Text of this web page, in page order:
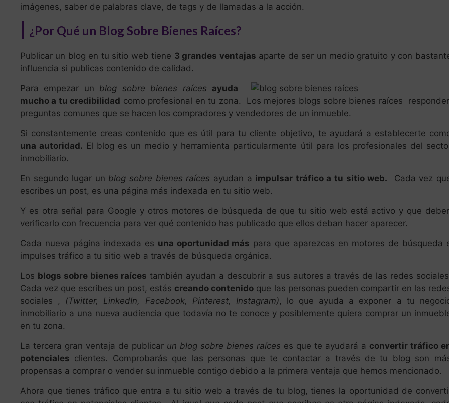
imágenes, saber de palabras clave, de tags y de llamadas a la acción.
¿Por Qué un Blog Sobre Bienes Raíces?
Publicar un blog en tu sitio web tiene 3 grandes ventajas aparte de ser un medio gratuito y con
influencia si publicas contenido de calidad.
Para empezar un blog sobre bienes raíces ayuda
mucho a tu credibilidad como profesional en tu zona. Los mejores blogs sobre bienes raíces
preguntas comunes que se hacen los compradores y vendedores de un inmueble.
Si constantemente creas contenido que es útil para tu cliente objetivo, te ayudará a establecerte
una autoridad. El blog es un medio y herramienta particularmente útil para los profesionales del
inmobiliario.
En segundo lugar un blog sobre bienes raíces ayudan a impulsar tráfico a tu sitio web. Cada vez
escribes un post, es una página más indexada en tu sitio web.
Y es otra señal para Google y otros motores de búsqueda de que tu sitio web está activo y que
verificarlo con frecuencia para ver qué contenido has publicado que ellos deban hacer aparecer.
Cada nueva página indexada es una oportunidad más para que aparezcas en motores de búsqueda
impulses tráfico a tu sitio web a través de búsqueda orgánica.
Los blogs sobre bienes raíces también ayudan a descubrir a sus autores a través de las redes
Cada vez que escribes un post, estás creando contenido que las personas pueden compartir en las
sociales , (Twitter, LinkedIn, Facebook, Pinterest, Instagram), lo que ayuda a exponer a tu
inmobiliario a una nueva audiencia que todavía no te conoce y posiblemente quiera comprar un
en tu zona.
La tercera gran ventaja de publicar un blog sobre bienes raíces es que te ayudará a convertir tráfico
potenciales clientes. Comprobarás que las personas que te contactar a través de tu blog son
propensas a comprar o vender su inmueble contigo debido a la primera ventaja que hemos mencionado.
Ahora que tienes tráfico que entra a tu sitio web a través de tu blog, tienes la oportunidad de